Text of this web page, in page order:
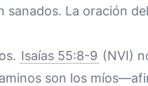
La oración
Isaías 55:8-9 (NVI)
son los